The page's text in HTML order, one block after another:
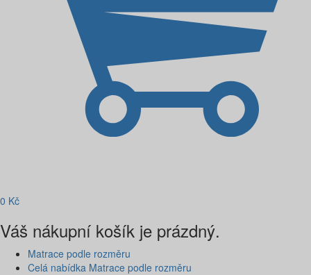
0 Kč
Váš nákupní košík je prázdný.
Matrace podle rozměru
Celá nabídka Matrace podle rozměru